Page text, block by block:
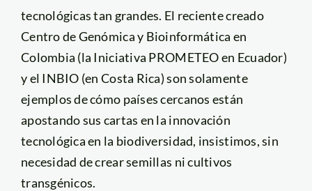
tecnológicas tan grandes. El reciente creado
Centro de Genómica y Bioinformática en
Colombia (la Iniciativa PROMETEO en Ecuador)
y el INBIO (en Costa Rica) son solamente
ejemplos de cómo países cercanos están
apostando sus cartas en la innovación
tecnológica en la biodiversidad, insistimos, sin
necesidad de crear semillas ni cultivos
transgénicos.